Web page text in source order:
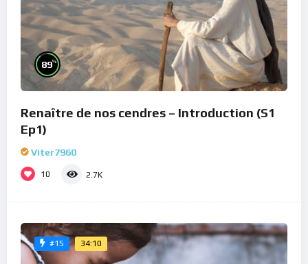
89%
Renaître de nos cendres – Introduction (S1
Ep1)
Viter7960
10 2.7K
#15 34:10